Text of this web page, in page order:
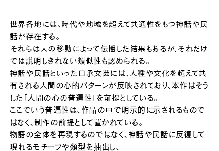
世界各地には、時代や地域を超えて共通性をもつ神話や民
話が存在する。
それらは人の移動によって伝播した結果もあるが、それだけ
では説明しきれない類似性も認められる。
神話や民話といった口承文芸には、人種や文化を超えて共
有される人間の心的パターンが反映されており、本作はそう
した「人間の心の普遍性」を前提としている。
ここでいう普遍性は、作品の中で明示的に示されるもので
はなく、制作の前提として置かれている。
物語の全体を再現するのではなく、神話や民話に反復して
現れるモチーフや類型を抽出し、